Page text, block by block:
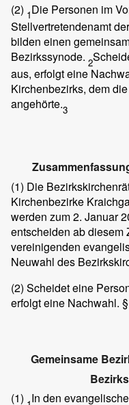
(2) 1Die Personen im
Stellvertretendenamt
bilden einen
Bezirkssynode. 2
aus, erfolgt eine
Kirchenbezirks, dem
angehörte.3
(1) Die
Kirchenbezirke
werden zum 2. Januar
entscheiden ab diesem
vereinigenden
Neuwahl des
(2) Scheidet eine
erfolgt eine Nachwahl.
Gemeinsame
(1) In den